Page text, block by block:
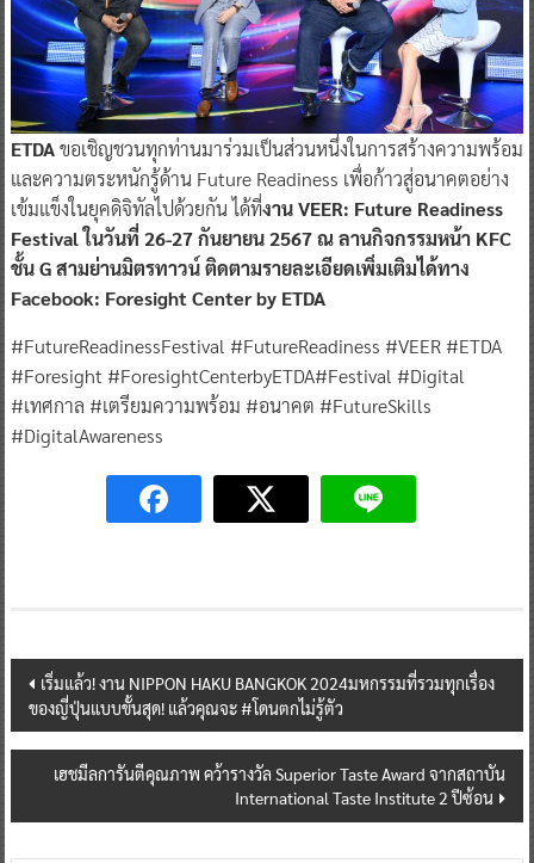
ETDAขอเชิญชวนทุกท่านมาร่วมเป็นส่วนหนึ่งในการสร้างความพร้อม
และความตระหนักรู้ด้าน Future Readiness เพื่อก้าวสู่อนาคตอย่าง
เข้มแข็งในยุคดิจิทัลไปด้วยกัน ได้ที่งาน VEER: Future Readiness
Festival ในวันที่ 26-27 กันยายน 2567 ณ ลานกิจกรรมหน้า KFC
ชั้น G สามย่านมิตรทาวน์ ติดตามรายละเอียดเพิ่มเติมได้ทาง
Facebook: Foresight Center by ETDA
#FutureReadinessFestival #FutureReadiness #VEER #ETDA
#Foresight #ForesightCenterbyETDA#Festival #Digital
#เทศกาล #เตรียมความพร้อม #อนาคต #FutureSkills
#DigitalAwareness
Post
navigation
เริ่มแล้ว! งาน NIPPON HAKU BANGKOK 2024มหกรรมที่รวมทุกเรื่อง
ของญี่ปุ่นแบบขั้นสุด! แล้วคุณจะ #โดนตกไม่รู้ตัว
เฮชมีลการันตีคุณภาพ คว้ารางวัล Superior Taste Award จากสถาบัน
International Taste Institute 2 ปีซ้อน